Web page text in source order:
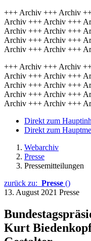
+++ Archiv +++ Archiv
Archiv +++ Archiv +++
Archiv +++ Archiv +++
Archiv +++ Archiv +++
Archiv +++ Archiv +++
+++ Archiv +++ Archiv
Archiv +++ Archiv +++
Archiv +++ Archiv +++
Archiv +++ Archiv +++
Archiv +++ Archiv +++
Direkt zum
Direkt zum
Webarchiv
Presse
Pressemitteilungen
zurück zu: Presse ()
13. August 2021 Presse
Kurt